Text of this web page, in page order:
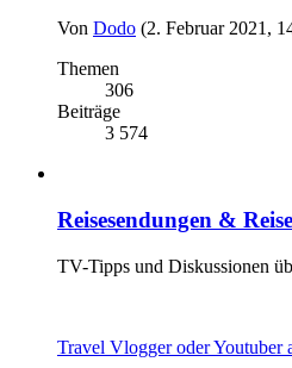
Von Dodo (2. Februar 2021,
Themen
306
Beiträge
3 574
Reisesendungen &
TV-Tipps und Diskussionen
Travel Vlogger oder Youtuber